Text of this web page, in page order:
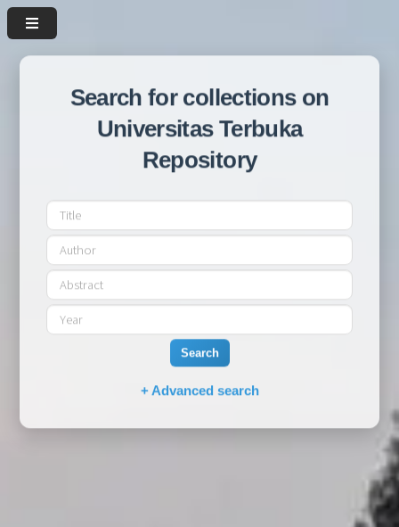
Search for collections on
Universitas Terbuka
Repository
Search
+ Advanced search